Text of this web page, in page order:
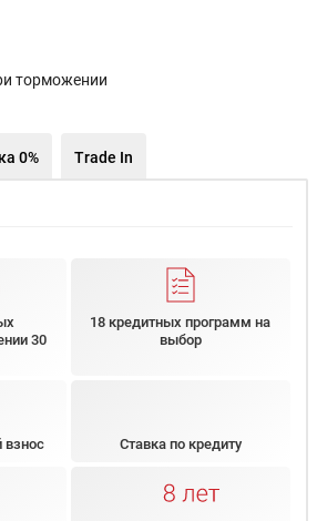
торможении
0% Trade In
30
18 кредитных программ на
выбор
взнос Ставка по кредиту